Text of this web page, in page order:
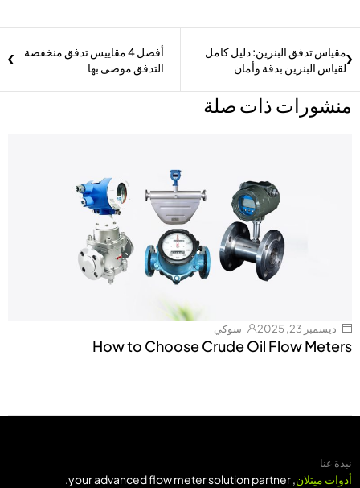
مقياس تدفق البنزين: دليل كامل
لقياس البنزين بدقة وأمان
أفضل 4 مقاييس تدفق منخفضة
التدفق موصى بها
منشورات ذات صلة
ديسمبر 23, 2025 سوكي
How to Choose Crude Oil Flow Meters
نبذة عنا
أدوات ميتلان, your advanced flow meter solution partner.